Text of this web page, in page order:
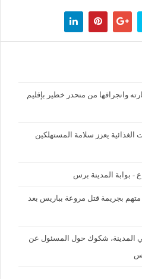
وانجرافها من منحدر خطير بإقليم
يعزز سلامة المستهلكين
- بوابة المدينة برس
بجريمة قتل مروعة بباريس بعد
المدينة، شكوك حول المسئول عن